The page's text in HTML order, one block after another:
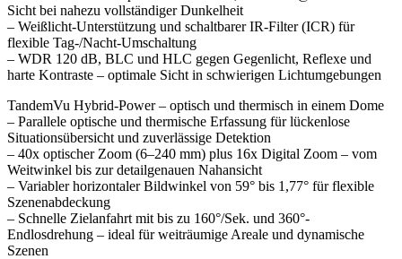
Sicht bei nahezu vollständiger Dunkelheit
– Weißlicht-Unterstützung und schaltbarer IR-Filter (ICR) für
flexible Tag-/Nacht-Umschaltung
– WDR 120 dB, BLC und HLC gegen Gegenlicht, Reflexe und
harte Kontraste – optimale Sicht in schwierigen Lichtumgebungen
TandemVu Hybrid-Power – optisch und thermisch in einem Dome
– Parallele optische und thermische Erfassung für lückenlose
Situationsübersicht und zuverlässige Detektion
– 40x optischer Zoom (6–240 mm) plus 16x Digital Zoom – vom
Weitwinkel bis zur detailgenauen Nahansicht
– Variabler horizontaler Bildwinkel von 59° bis 1,77° für flexible
Szenenabdeckung
– Schnelle Zielanfahrt mit bis zu 160°/Sek. und 360°-
Endlosdrehung – ideal für weiträumige Areale und dynamische
Szenen